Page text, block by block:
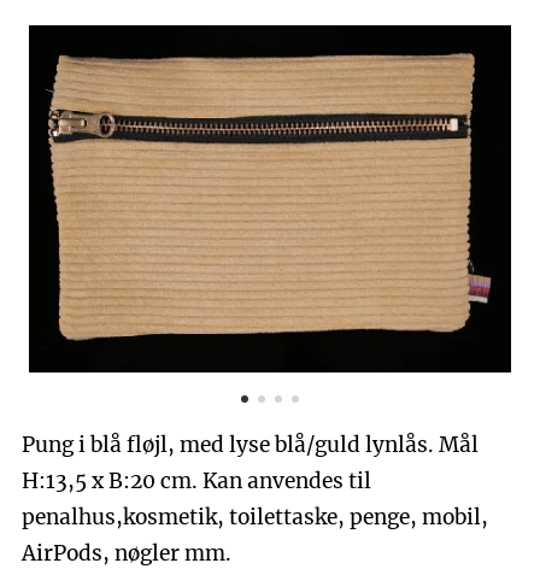
Pung i blå fløjl, med lyse blå/guld lynlås. Mål
H:13,5 x B:20 cm. Kan anvendes til
penalhus,kosmetik, toilettaske, penge, mobil,
AirPods, nøgler mm.